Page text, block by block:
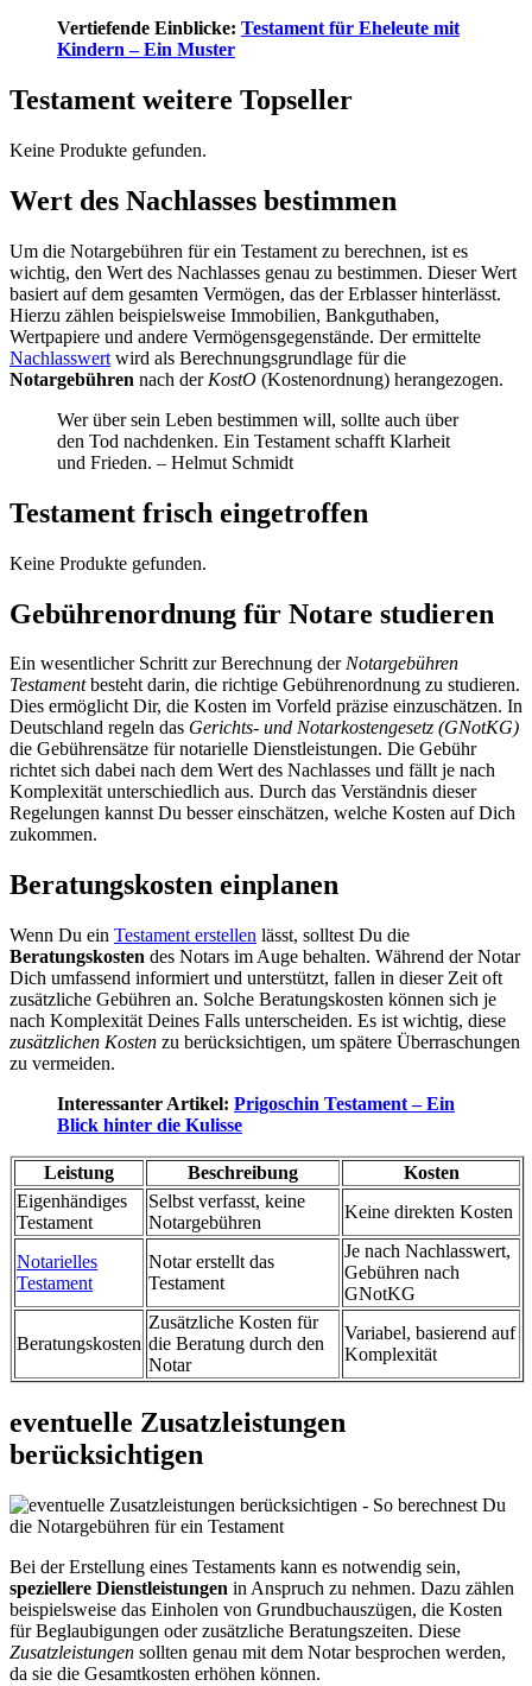
Vertiefende Einblicke: Testament für Eheleute mit
Kindern – Ein Muster
Testament weitere Topseller
Keine Produkte gefunden.
Wert des Nachlasses bestimmen
Um die Notargebühren für ein Testament zu berechnen, ist es
wichtig, den Wert des Nachlasses genau zu bestimmen. Dieser Wert
basiert auf dem gesamten Vermögen, das der Erblasser hinterlässt.
Hierzu zählen beispielsweise Immobilien, Bankguthaben,
Wertpapiere und andere Vermögensgegenstände. Der ermittelte
Nachlasswert wird als Berechnungsgrundlage für die
Notargebühren nach der KostO (Kostenordnung) herangezogen.
Wer über sein Leben bestimmen will, sollte auch über
den Tod nachdenken. Ein Testament schafft Klarheit
und Frieden. – Helmut Schmidt
Testament frisch eingetroffen
Keine Produkte gefunden.
Gebührenordnung für Notare studieren
Ein wesentlicher Schritt zur Berechnung derNotargebühren
Testamentbesteht darin, die richtige Gebührenordnung zu studieren.
Dies ermöglicht Dir, die Kosten im Vorfeld präzise einzuschätzen. In
Deutschland regeln das Gerichts- und Notarkostengesetz (GNotKG)
die Gebührensätze für notarielle Dienstleistungen. Die Gebühr
richtet sich dabei nach dem Wert des Nachlasses und fällt je nach
Komplexität unterschiedlich aus. Durch das Verständnis dieser
Regelungen kannst Du besser einschätzen, welche Kosten auf Dich
zukommen.
Beratungskosten einplanen
Wenn Du ein Testament erstellen lässt, solltest Du die
Beratungskosten des Notars im Auge behalten. Während der Notar
Dich umfassend informiert und unterstützt, fallen in dieser Zeit oft
zusätzliche Gebühren an. Solche Beratungskosten können sich je
nach Komplexität Deines Falls unterscheiden. Es ist wichtig, diese
zusätzlichen Kosten zu berücksichtigen, um spätere Überraschungen
zu vermeiden.
Interessanter Artikel: Prigoschin Testament – Ein
Blick hinter die Kulisse
Leistung Beschreibung
Kosten
Eigenhändiges
Testament
Selbst verfasst, keine
Notargebühren
Keine direkten Kosten
Notarielles
Testament
Notar erstellt das
Testament
Je nach Nachlasswert,
Gebühren nach
GNotKG
Beratungskosten
Zusätzliche Kosten für
die Beratung durch den
Notar
Variabel, basierend auf
Komplexität
eventuelle Zusatzleistungen
berücksichtigen
Bei der Erstellung eines Testaments kann es notwendig sein,
speziellere Dienstleistungen in Anspruch zu nehmen. Dazu zählen
beispielsweise das Einholen von Grundbuchauszügen, die Kosten
für Beglaubigungen oder zusätzliche Beratungszeiten. Diese
Zusatzleistungen sollten genau mit dem Notar besprochen werden,
da sie die Gesamtkosten erhöhen können.